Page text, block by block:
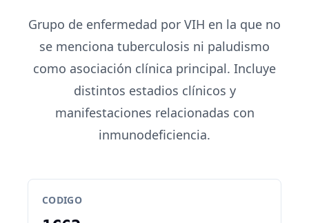
Grupo de enfermedad por VIH en la que no
se menciona tuberculosis ni paludismo
como asociación clínica principal. Incluye
distintos estadios clínicos y
manifestaciones relacionadas con
inmunodeficiencia.
CODIGO